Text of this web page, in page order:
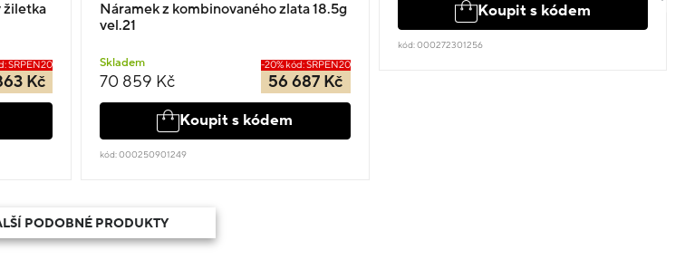
žiletka
SRPEN20
Kč
Náramek z kombinovaného zlata 18.5g
vel.21
Skladem
70 859 Kč
-20% kód: SRPEN20
56 687 Kč
Koupit s kódem
kód: 000250901249
Koupit s kódem
kód: 000272301256
PODOBNÉ PRODUKTY